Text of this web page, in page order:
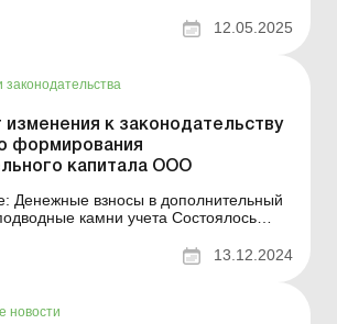
хозяйствования могут быть
12.05.2025
законодательства
изменения к законодательству
формирования
капитала ООО
камни учета Состоялось
развития Рабочей группы по
о внесении изменений в
д...
13.12.2024
новости